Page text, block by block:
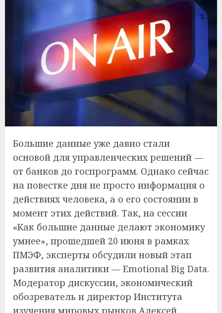
Большие данные уже давно стали
основой для управленческих решений —
от банков до госпрограмм. Однако сейчас
на повестке дня не просто информация о
действиях человека, а о его состоянии в
момент этих действий. Так, на сессии
«Как большие данные делают экономику
умнее», прошедшей 20 июня в рамках
ПМЭФ, эксперты обсудили новый этап
развития аналитики — Emotional Big Data.
Модератор дискуссии, экономический
обозреватель и директор Института